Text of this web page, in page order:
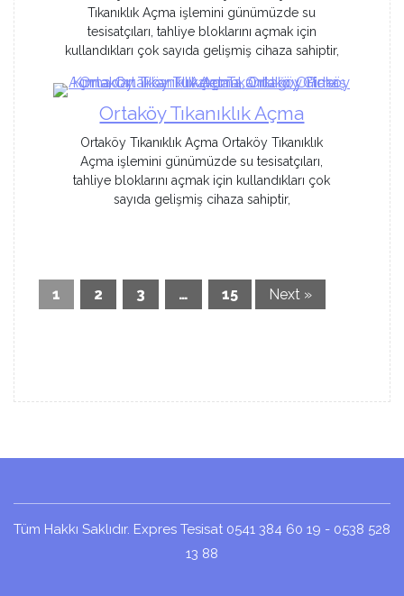
Tıkanıklık Açma işlemini günümüzde su
tesisatçıları, tahliye bloklarını açmak için
kullandıkları çok sayıda gelişmiş cihaza sahiptir,
Ortaköy Tıkanıklık Açma
Ortaköy Tıkanıklık Açma Ortaköy Tıkanıklık
Açma işlemini günümüzde su tesisatçıları,
tahliye bloklarını açmak için kullandıkları çok
sayıda gelişmiş cihaza sahiptir,
1 2 3 … 15 Next »
Tüm Hakkı Saklıdır. Expres Tesisat 0541 384 60 19 - 0538 528
13 88